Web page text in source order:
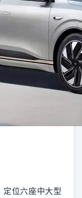
位六座中大型